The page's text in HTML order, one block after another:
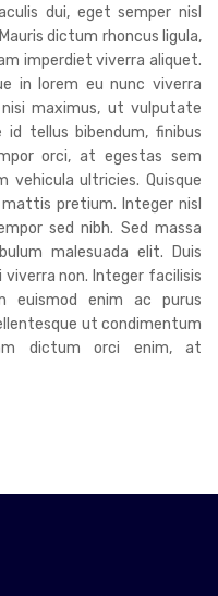
dui, eget semper nisl
dictum rhoncus ligula,
imperdiet viverra aliquet.
in lorem eu nunc viverra
maximus, ut vulputate
id tellus bibendum, finibus
orci, at egestas sem
vehicula ultricies. Quisque
pretium. Integer nisl
sed nibh. Sed massa
malesuada elit. Duis
non. Integer facilisis
enim ac purus
ut condimentum
dictum orci enim, at